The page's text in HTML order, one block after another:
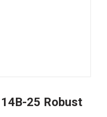
25 Robust